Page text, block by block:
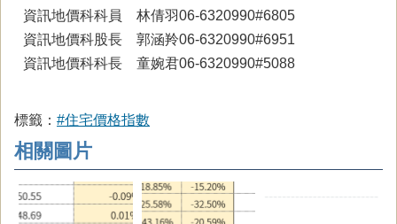
資訊地價科科員 林倩羽06-6320990#6805
資訊地價科股長 郭涵羚06-6320990#6951
資訊地價科科長 童婉君06-6320990#5088
標籤： #住宅價格指數
相關圖片